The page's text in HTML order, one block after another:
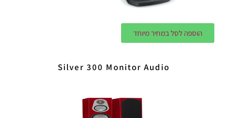
הוספה לסל במחיר מיוחד
Silver 300 Monitor Audio